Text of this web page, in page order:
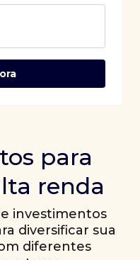
para
renda
investimentos
diversificar sua
diferentes